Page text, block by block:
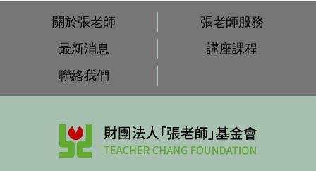
關於張老師
張老師服務
最新消息
講座課程
聯絡我們